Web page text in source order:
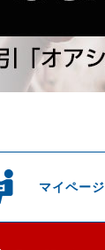
マイページ